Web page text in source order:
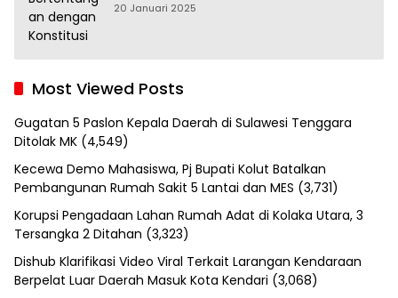
20 Januari 2025
Most Viewed Posts
Gugatan 5 Paslon Kepala Daerah di Sulawesi Tenggara
Ditolak MK (4,549)
Kecewa Demo Mahasiswa, Pj Bupati Kolut Batalkan
Pembangunan Rumah Sakit 5 Lantai dan MES (3,731)
Korupsi Pengadaan Lahan Rumah Adat di Kolaka Utara, 3
Tersangka 2 Ditahan (3,323)
Dishub Klarifikasi Video Viral Terkait Larangan Kendaraan
Berpelat Luar Daerah Masuk Kota Kendari (3,068)